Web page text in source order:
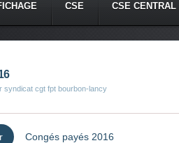
CSE CSE CENTRAL
syndicat cgt fpt bourbon-lancy
Congés payés 2016